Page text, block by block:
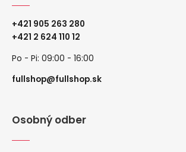
+421 905 263 280
+421 2 624 110 12
Po - Pi: 09:00 - 16:00
fullshop@fullshop.sk
Osobný odber